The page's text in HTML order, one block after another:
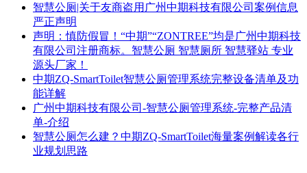
智慧公厕|关于友商盗用广州中期科技有限公司案例信息
严正声明
声明：慎防假冒！“中期”“ZONTREE”均是广州中期科技
有限公司注册商标。智慧公厕 智慧厕所 智慧驿站 专业
源头厂家！
中期ZQ-SmartToilet智慧公厕管理系统完整设备清单及功
能详解
广州中期科技有限公司-智慧公厕管理系统-完整产品清
单-介绍
智慧公厕怎么建？中期ZQ-SmartToilet海量案例解读各行
业规划思路